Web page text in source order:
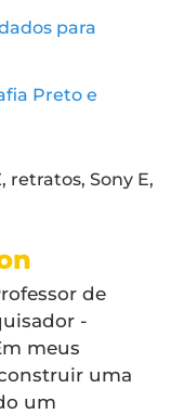
para
Preto e
, retratos, Sony E,
de
-
meus
uma
um